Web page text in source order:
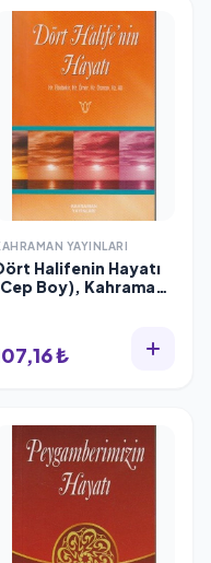
YAYINLARI
Halifenin Hayatı
Boy), Kahraman
₺